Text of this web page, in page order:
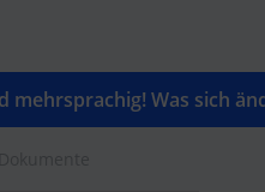
Was sich